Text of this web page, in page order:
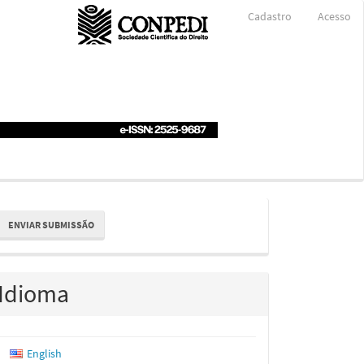
Cadastro Acesso
ENVIAR SUBMISSÃO
Idioma
English